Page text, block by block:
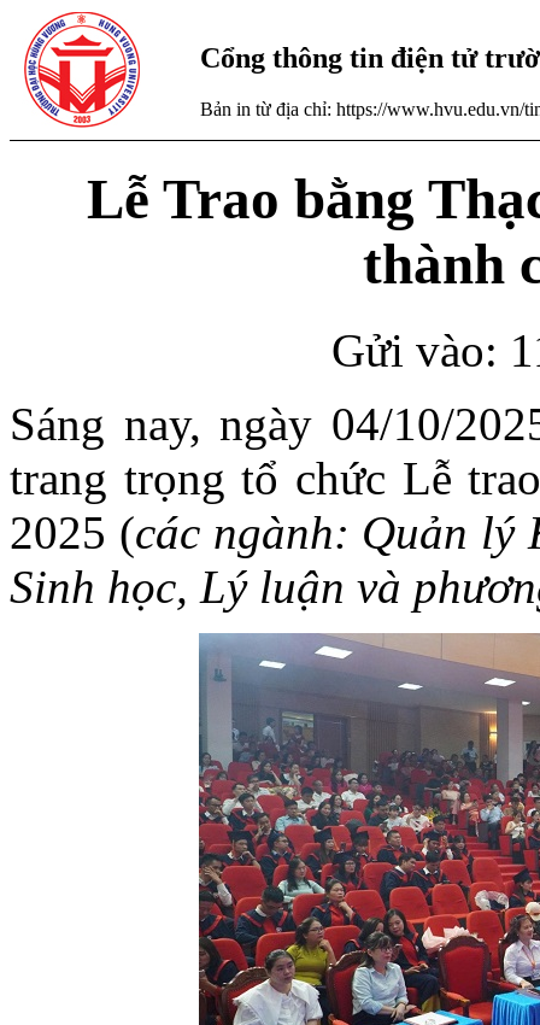
Cổng thông tin điện tử
Bản in từ địa chỉ: https://www.hvu.edu.vn/
Lễ Trao bằng
thành
Gửi vào:
Sáng nay, ngày 04/10/
trang trọng tổ chức Lễ
2025 (các ngành: Quản lý
Sinh học, Lý luận và